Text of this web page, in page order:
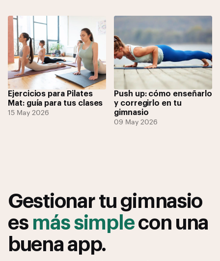
Ejercicios para Pilates
Mat: guía para tus clases
15 May 2026
Push up: cómo enseñarlo
y corregirlo en tu
gimnasio
09 May 2026
Gestionar tu gimnasio
es más simplecon una
buena app.